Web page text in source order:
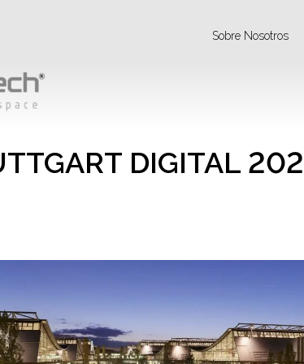
Sobre Nosotros
DIGITAL